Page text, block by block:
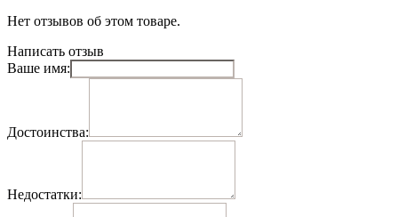
Нет отзывов об этом товаре.
Написать отзыв
Ваше имя:
Достоинства:
Недостатки: